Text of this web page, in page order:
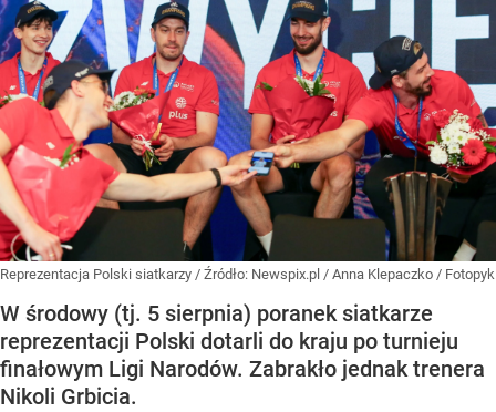
Reprezentacja Polski siatkarzy / Źródło: Newspix.pl / Anna Klepaczko / Fotopyk
W środowy (tj. 5 sierpnia) poranek siatkarze
reprezentacji Polski dotarli do kraju po turnieju
finałowym Ligi Narodów. Zabrakło jednak trenera
Nikoli Grbicia.